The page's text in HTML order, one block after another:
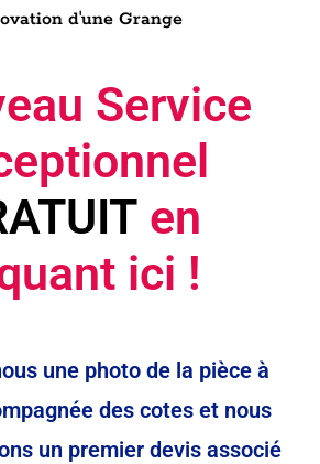
d'une Grange
Service
en
ici !
une photo de la pièce à
des cotes et nous
un premier devis associé